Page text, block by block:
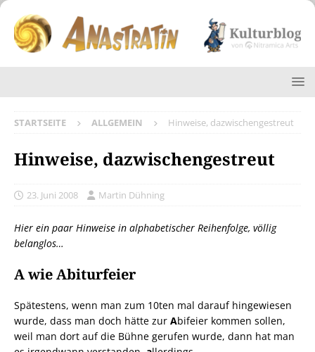
STARTSEITE ALLGEMEIN Hinweise, dazwischengestreut
Hinweise, dazwischengestreut
23. Juni 2008 Martin Dühning
Hier ein paar Hinweise in alphabetischer Reihenfolge, völlig
belanglos…
A wie Abiturfeier
Spätestens, wenn man zum 10ten mal darauf hingewiesen
wurde, dass man doch hätte zur Abifeier kommen sollen,
weil man dort auf die Bühne gerufen wurde, dann hat man